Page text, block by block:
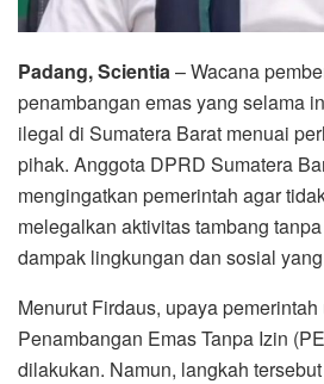
Padang, Scientia– Wacana
penambangan emas yang selama
ilegal di Sumatera Barat menuai
pihak. Anggota DPRD Sumatera
mengingatkan pemerintah agar
melegalkan aktivitas tambang
dampak lingkungan dan sosial
Menurut Firdaus, upaya
Penambangan Emas Tanpa Izin
dilakukan. Namun, langkah